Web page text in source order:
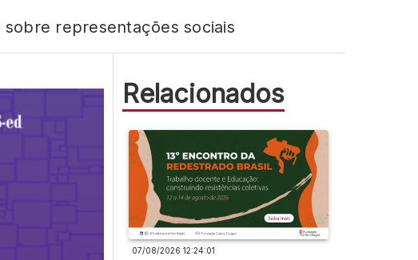
sobre representações sociais
Relacionados
07/08/2026 12:24:01